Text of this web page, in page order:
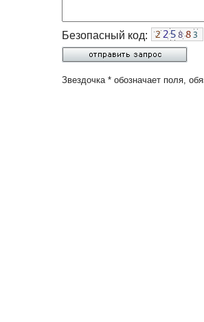
Безопасный код:
Звездочка * обозначает поля,